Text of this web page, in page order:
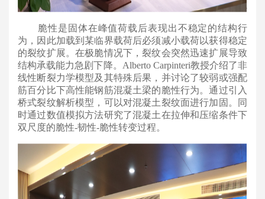
脆性是固体在峰值荷载后表现出不稳定的结构行
为，因此加载到某临界载荷后必须减小载荷以获得稳定
的裂纹扩展。在极脆情况下，裂纹会突然迅速扩展导致
结构承载能力急剧下降。Alberto Carpinteri教授介绍了非
线性断裂力学模型及其特殊后果，并讨论了较弱或强配
筋百分比下高性能钢筋混凝土梁的脆性行为。通过引入
桥式裂纹解析模型，可以对混凝土裂纹面进行加固。同
时通过数值模拟方法研究了混凝土在拉伸和压缩条件下
双尺度的脆性-韧性-脆性转变过程。